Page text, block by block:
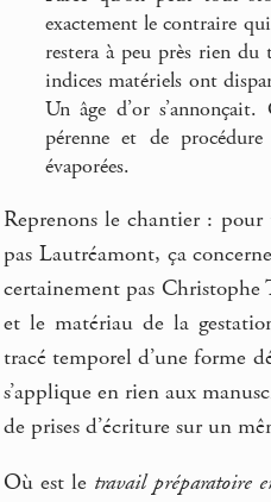
exactement le contraire
restera à peu près rien du
indices matériels ont
Un âge d’or
pérenne et de
évaporées.
Reprenons le chantier : pour
pas Lautréamont, ça
certainement pas
et le matériau de la
tracé temporel d’une forme
s’applique en rien aux
de prises d’écriture sur un
Où est le travail préparatoire